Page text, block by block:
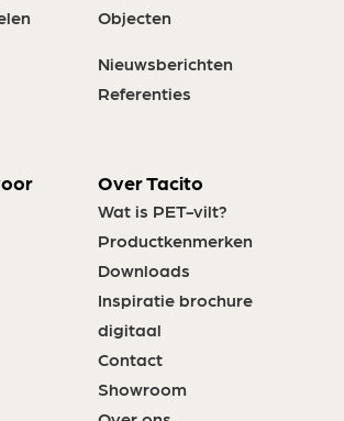
Objecten
Nieuwsberichten
Referenties
Over Tacito
Wat is PET-vilt?
Productkenmerken
Downloads
Inspiratie brochure
digitaal
Contact
Showroom